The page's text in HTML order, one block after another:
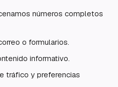
números completos
o formularios.
informativo.
tráfico y preferencias